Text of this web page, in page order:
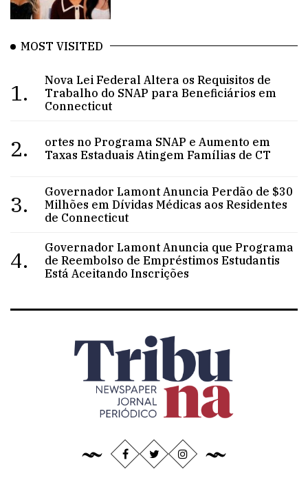
MOST VISITED
1.
Nova Lei Federal Altera os Requisitos de
Trabalho do SNAP para Beneficiários em
Connecticut
2.
ortes no Programa SNAP e Aumento em
Taxas Estaduais Atingem Famílias de CT
3.
Governador Lamont Anuncia Perdão de $30
Milhões em Dívidas Médicas aos Residentes
de Connecticut
4.
Governador Lamont Anuncia que Programa
de Reembolso de Empréstimos Estudantis
Está Aceitando Inscrições